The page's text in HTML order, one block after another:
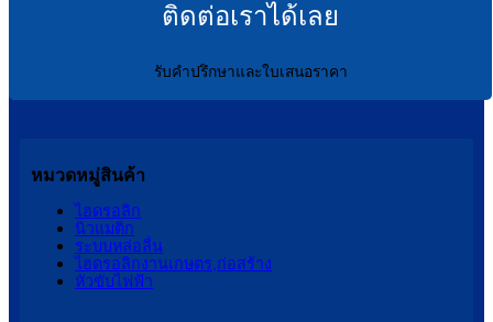
ติดต่อเราได้เลย
รับคำปรึกษาและใบเสนอราคา
หมวดหมู่สินค้า
ไฮดรอลิก
นิวแมติก
ระบบหล่อลื่น
ไฮดรอลิกงานเกษตร,ก่อสร้าง
หัวขับไฟฟ้า